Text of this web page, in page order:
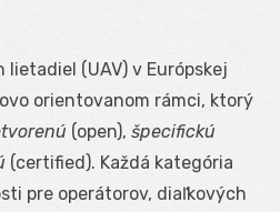
(UAV) v Európskej
orientovanom rámci, ktorý
(open), špecifickú
(certified). Každá kategória
pre operátorov, diaľkových